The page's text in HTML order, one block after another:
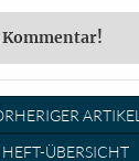
ARTIKEL
HEFT-ÜBERSICHT